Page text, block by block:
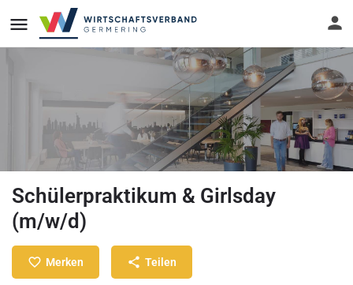
Schülerpraktikum & Girlsday
(m/w/d)
Merken Teilen